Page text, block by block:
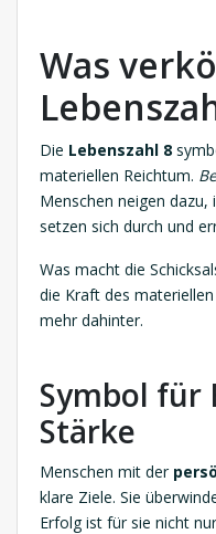
Was
Die Lebenszahl 8
materiellen Reichtum.
Menschen neigen dazu,
setzen sich durch und
Was macht die
die Kraft des
mehr dahinter.
Symbol für
Stärke
Menschen mit der
klare Ziele. Sie
Erfolg ist für sie nicht